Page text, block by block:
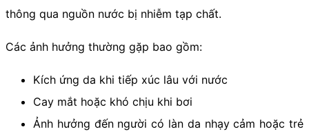
thông qua nguồn nước bị nhiễm tạp chất.
Các ảnh hưởng thường gặp bao gồm:
Kích ứng da khi tiếp xúc lâu với nước
Cay mắt hoặc khó chịu khi bơi
Ảnh hưởng đến người có làn da nhạy cảm hoặc trẻ